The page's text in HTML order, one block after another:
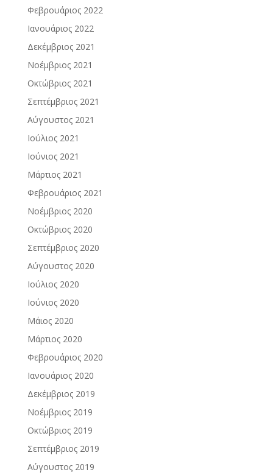
Φεβρουάριος 2022
Ιανουάριος 2022
Δεκέμβριος 2021
Νοέμβριος 2021
Οκτώβριος 2021
Σεπτέμβριος 2021
Αύγουστος 2021
Ιούλιος 2021
Ιούνιος 2021
Μάρτιος 2021
Φεβρουάριος 2021
Νοέμβριος 2020
Οκτώβριος 2020
Σεπτέμβριος 2020
Αύγουστος 2020
Ιούλιος 2020
Ιούνιος 2020
Μάιος 2020
Μάρτιος 2020
Φεβρουάριος 2020
Ιανουάριος 2020
Δεκέμβριος 2019
Νοέμβριος 2019
Οκτώβριος 2019
Σεπτέμβριος 2019
Αύγουστος 2019